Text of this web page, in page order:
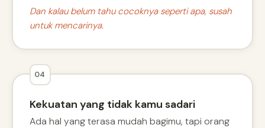
Dan kalau belum tahu cocoknya seperti apa, susah
untuk mencarinya.
04
Kekuatan yang tidak kamu sadari
Ada hal yang terasa mudah bagimu, tapi orang